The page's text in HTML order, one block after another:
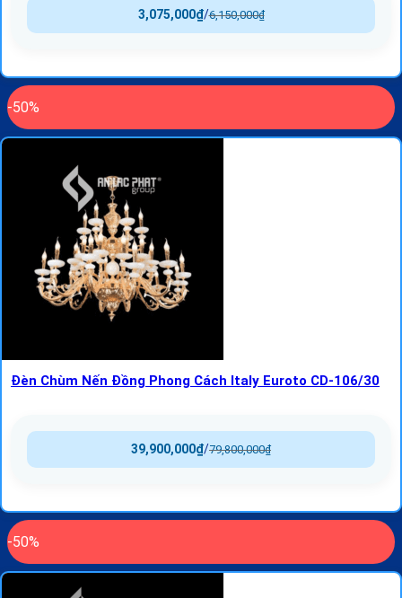
6,150,000₫
/
3,075,000₫
-50%
Đèn Chùm Nến Đồng Phong Cách Italy Euroto CD-106/30
79,800,000₫
/
39,900,000₫
-50%